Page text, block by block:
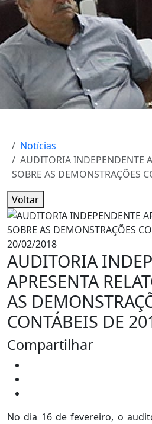
Notícias
AUDITORIA INDEPENDENTE
SOBRE AS DEMONSTRAÇÕES
Voltar
20/02/2018
AUDITORIA
APRESENTA
AS
CONTÁBEIS DE
Compartilhar
No dia 16 de fevereiro, o